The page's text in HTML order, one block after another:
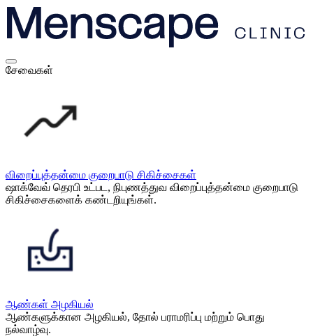
சேவைகள்
விறைப்புத்தன்மை குறைபாடு சிகிச்சைகள்
ஷாக்வேவ் தெரபி உட்பட, நிபுணத்துவ விறைப்புத்தன்மை குறைபாடு
சிகிச்சைகளைக் கண்டறியுங்கள்.
ஆண்கள் அழகியல்
ஆண்களுக்கான அழகியல், தோல் பராமரிப்பு மற்றும் பொது
நல்வாழ்வு.